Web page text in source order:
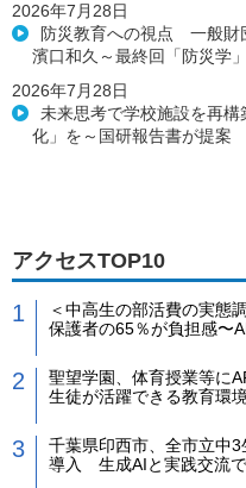
2026年7月28日
防災教育への視点 一般
濱口和久～最終回「防災学
2026年7月28日
未来思考で学校施設を再
化」を～国研報告書が提案
アクセスTOP10
＜中高生の部活費の実態
保護者の65％が負担感〜
聖望学園、体育授業等に
生徒が活躍できる教育環
千葉県印西市、全市立中
導入 生成AIと実践交流